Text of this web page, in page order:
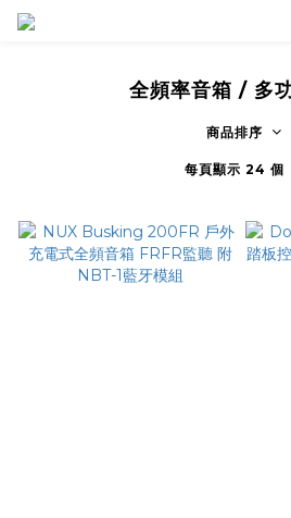
全頻率音箱 ∕ 多
商品排序
每頁顯示 24 個